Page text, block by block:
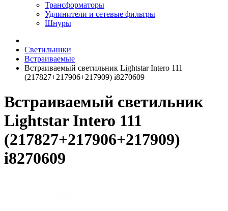
Трансформаторы
Удлинители и сетевые фильтры
Шнуры
Светильники
Встраиваемые
Встраиваемый светильник Lightstar Intero 111
(217827+217906+217909) i8270609
Встраиваемый светильник
Lightstar Intero 111
(217827+217906+217909)
i8270609